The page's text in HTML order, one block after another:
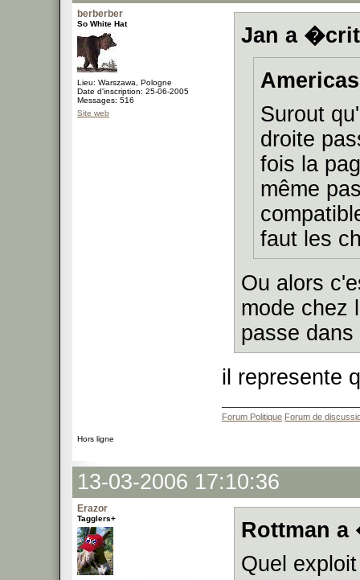
berberber
So White Hat
Lieu: Warszawa, Pologne
Date d'inscription: 25-06-2005
Messages: 516
Site web
Jan a
Surout
droite
fois la
même
faut les
Ou alors
mode chez
passe
il represente
Forum Politique Forum de
Hors ligne
13-03-2006 17:10:36
Erazor
Tagglers+
Rottman
Quel